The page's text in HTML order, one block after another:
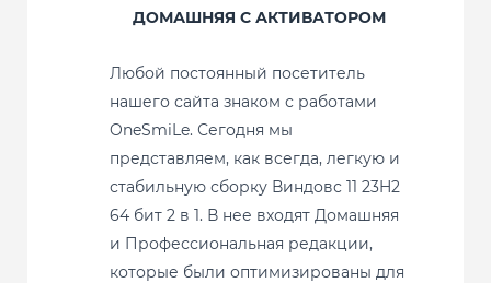
ДОМАШНЯЯ С АКТИВАТОРОМ
Любой постоянный посетитель
нашего сайта знаком с работами
OneSmiLe. Сегодня мы
представляем, как всегда, легкую и
стабильную сборку Виндовс 11 23H2
64 бит 2 в 1. В нее входят Домашняя
и Профессиональная редакции,
которые были оптимизированы для